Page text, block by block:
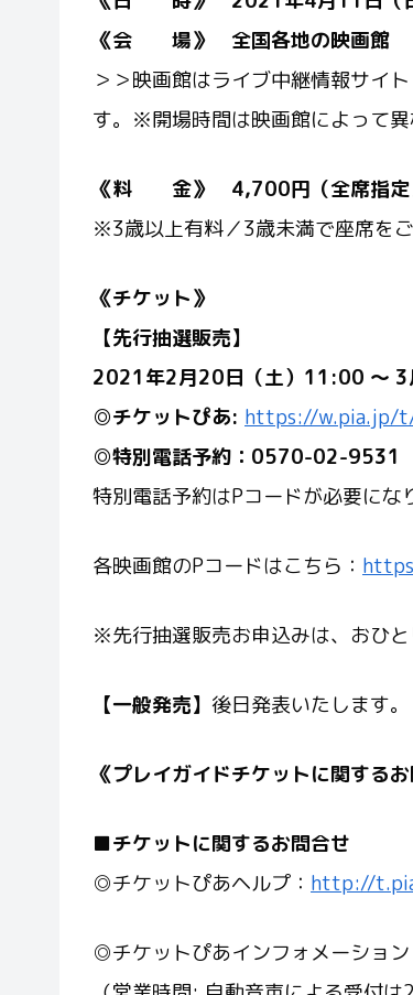
《会 場》 全国各地の映画館
＞＞映画館はライブ中継情報サイト
す。※開場時間は映画館によって異
《料 金》 4,700円（全席指定
※3歳以上有料／3歳未満で座席を
《チケット》
【先行抽選販売】
2021 年2月20日（土）11:00 ～
◎チケットぴあ: https://w.pia.jp/
◎特別電話予約：0570-02-9531
特別電話予約はPコードが必要にな
各映画館のPコードはこちら：
※先行抽選販売お申込みは、おひと
【一般発売】 後日発表いたします。
《プレイガイドチケットに関する
■チケットに関するお問合せ
◎チケットぴあヘルプ： http://
◎チケットぴあインフォメーショ